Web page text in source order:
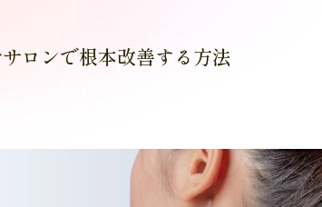
ロンで根本改善する方法